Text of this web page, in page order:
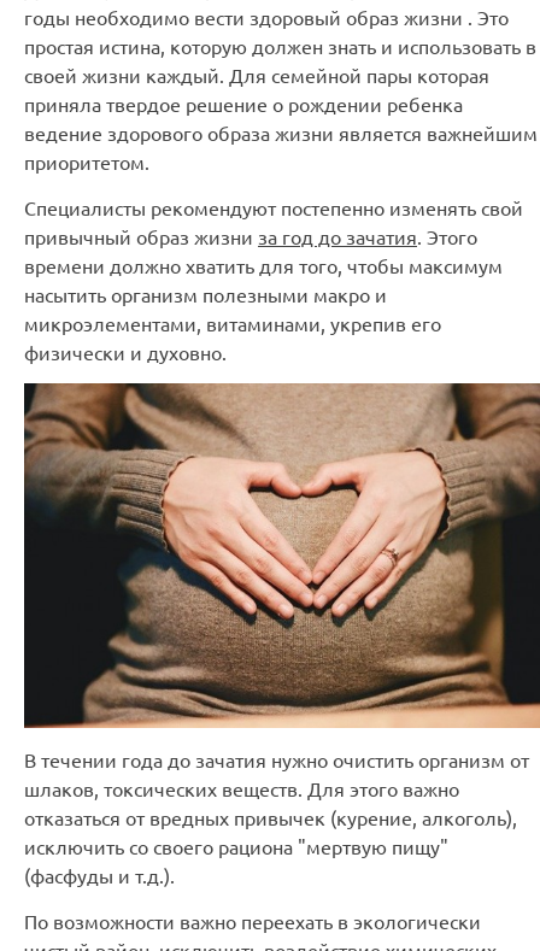
годы необходимо вести здоровый образ жизни . Это
простая истина, которую должен знать и использовать в
своей жизни каждый. Для семейной пары которая
приняла твердое решение о рождении ребенка
ведение здорового образа жизни является важнейшим
приоритетом.
Специалисты рекомендуют постепенно изменять свой
привычный образ жизни за год до зачатия . Этого
времени должно хватить для того, чтобы максимум
насытить организм полезными макро и
микроэлементами, витаминами, укрепив его
физически и духовно.
В течении года до зачатия нужно очистить организм от
шлаков, токсических веществ. Для этого важно
отказаться от вредных привычек (курение, алкоголь),
исключить со своего рациона "мертвую пищу"
(фасфуды и т.д.).
По возможности важно переехать в экологически